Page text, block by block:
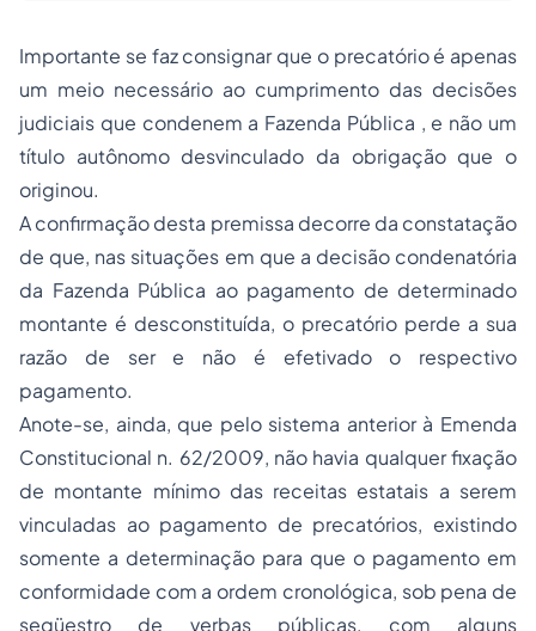
Importante se faz consignar que o precatório é apenas
um meio necessário ao cumprimento das decisões
judiciais que condenem a Fazenda Pública , e não um
título autônomo desvinculado da obrigação que o
originou.
A confirmação desta premissa decorre da constatação
de que, nas situações em que a decisão condenatória
da Fazenda Pública ao pagamento de determinado
montante é desconstituída, o precatório perde a sua
razão de ser e não é efetivado o respectivo
pagamento.
Anote-se, ainda, que pelo sistema anterior à Emenda
Constitucional n. 62/2009, não havia qualquer fixação
de montante mínimo das receitas estatais a serem
vinculadas ao pagamento de precatórios, existindo
somente a determinação para que o pagamento em
conformidade com a ordem cronológica, sob pena de
seqüestro de verbas públicas, com alguns